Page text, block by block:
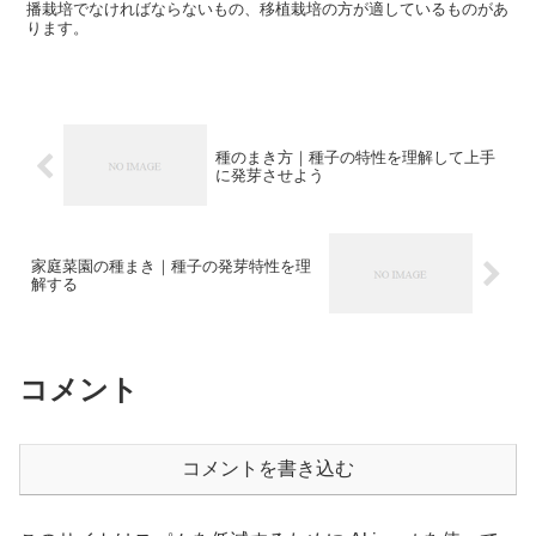
播栽培でなければならないもの、移植栽培の方が適しているものがあ
ります。
種のまき方｜種子の特性を理解して上手
に発芽させよう
家庭菜園の種まき｜種子の発芽特性を理
解する
コメント
コメントを書き込む